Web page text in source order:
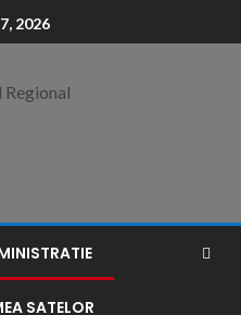
2026
SATELOR